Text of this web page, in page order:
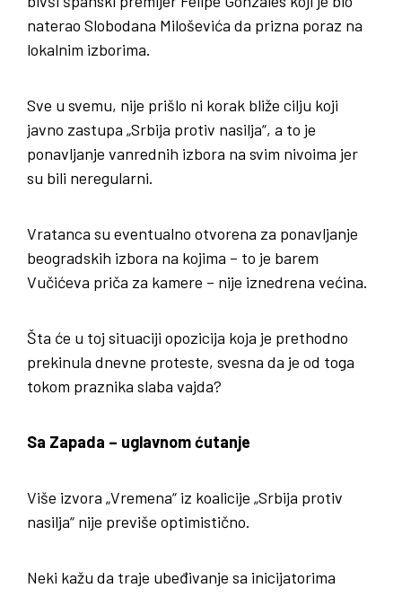
naterao Slobodana Miloševića da prizna poraz na
lokalnim izborima.
Sve u svemu, nije prišlo ni korak bliže cilju koji
javno zastupa „Srbija protiv nasilja“, a to je
ponavljanje vanrednih izbora na svim nivoima jer
su bili neregularni.
Vratanca su eventualno otvorena za ponavljanje
beogradskih izbora na kojima – to je barem
Vučićeva priča za kamere – nije iznedrena većina.
Šta će u toj situaciji opozicija koja je prethodno
prekinula dnevne proteste, svesna da je od toga
tokom praznika slaba vajda?
Sa Zapada – uglavnom ćutanje
Više izvora „Vremena“ iz koalicije „Srbija protiv
nasilja“ nije previše optimistično.
Neki kažu da traje ubeđivanje sa inicijatorima